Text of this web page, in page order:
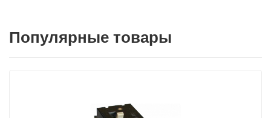
Популярные товары